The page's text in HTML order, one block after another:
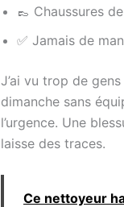
👞 Chaussures
✅ Jamais de
J’ai vu trop de
dimanche sans
l’urgence. Une
laisse des traces.
Ce nettoyeur